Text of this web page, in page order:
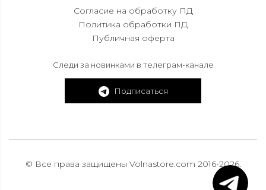
Согласие на обработку ПД
Политика обработки ПД
Публичная оферта
Следи за новинками в телеграм-канале
Подписаться
© Все права защищены Volnastore.com 2016-2026.